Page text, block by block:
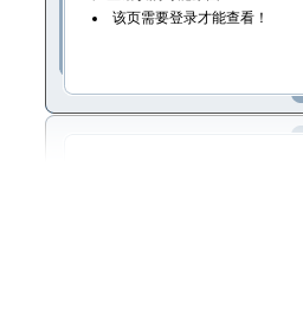
该页需要登录才能查看！